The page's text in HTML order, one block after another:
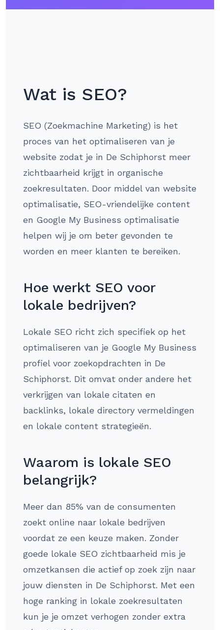
Wat is SEO?
SEO (Zoekmachine Marketing) is het
proces van het optimaliseren van je
website zodat je in De Schiphorst meer
zichtbaarheid krijgt in organische
zoekresultaten. Door middel van website
optimalisatie, SEO-vriendelijke content
en Google My Business optimalisatie
helpen wij je om beter gevonden te
worden en meer klanten te bereiken.
Hoe werkt SEO voor
lokale bedrijven?
Lokale SEO richt zich specifiek op het
optimaliseren van je Google My Business
profiel voor zoekopdrachten in De
Schiphorst. Dit omvat onder andere het
verkrijgen van lokale citaten en
backlinks, lokale directory vermeldingen
en lokale content strategieën.
Waarom is lokale SEO
belangrijk?
Meer dan 85% van de consumenten
zoekt online naar lokale bedrijven
voordat ze een keuze maken. Zonder
goede lokale SEO zichtbaarheid mis je
omzetkansen die actief op zoek zijn naar
jouw diensten in De Schiphorst. Met een
hoge ranking in lokale zoekresultaten
kun je je omzet verhogen zonder extra